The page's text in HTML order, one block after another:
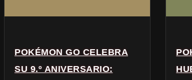
POKÉMON GO CELEBRA
SU 9.º ANIVERSARIO: